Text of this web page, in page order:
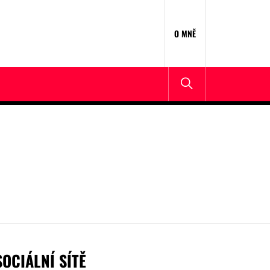
O MNĚ
SÍTĚ